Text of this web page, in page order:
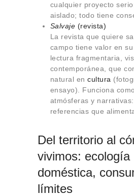
cualquier proyecto
aislado; todo tiene
Salvaje (revista)
La revista que quiere
campo tiene valor en
lectura fragmentaria,
contemporánea, que
natural en cultura
ensayo). Funciona
atmósferas y
referencias que
Del territorio al
vivimos: ecología
doméstica,
límites